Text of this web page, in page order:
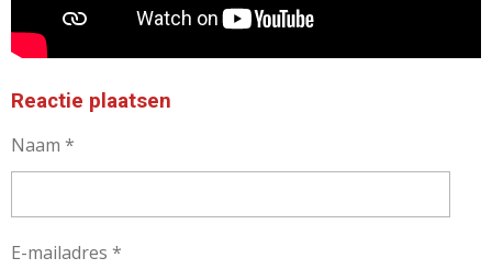
Reactie plaatsen
Naam *
E-mailadres *